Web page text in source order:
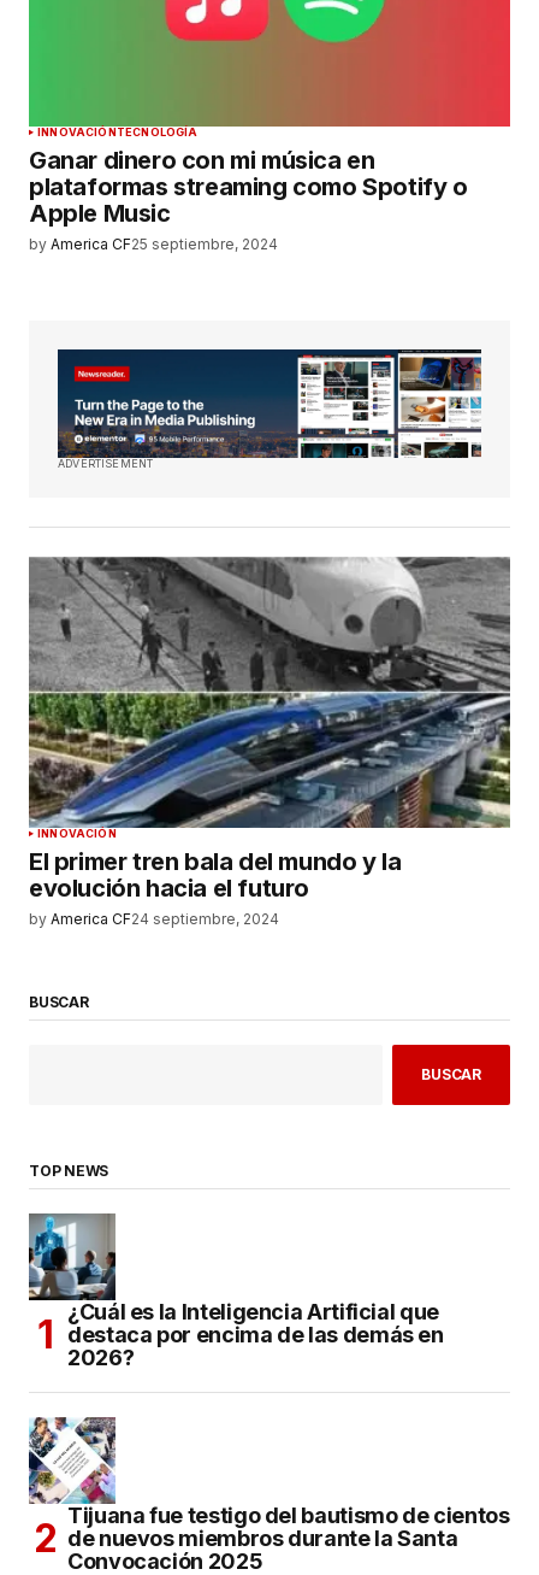
INNOVACIÓN TECNOLOGÍA
Ganar dinero con mi música en
plataformas streaming como Spotify o
Apple Music
by America CF25 septiembre, 2024
ADVERTISEMENT
INNOVACIÓN
El primer tren bala del mundo y la
evolución hacia el futuro
by America CF24 septiembre, 2024
BUSCAR
BUSCAR
TOP NEWS
¿Cuál es la Inteligencia Artificial que
destaca por encima de las demás en
2026?
Tijuana fue testigo del bautismo de cientos
de nuevos miembros durante la Santa
Convocación 2025